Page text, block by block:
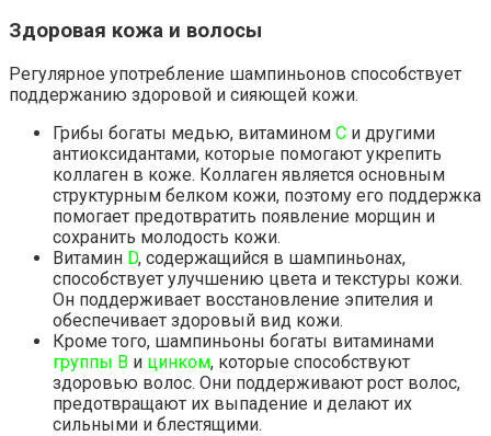
Здоровая кожа и волосы
Регулярное употребление шампиньонов способствует
поддержанию здоровой и сияющей кожи.
Грибы богаты медью, витамином С и другими
антиоксидантами, которые помогают укрепить
коллаген в коже. Коллаген является основным
структурным белком кожи, поэтому его поддержка
помогает предотвратить появление морщин и
сохранить молодость кожи.
Витамин D, содержащийся в шампиньонах,
способствует улучшению цвета и текстуры кожи.
Он поддерживает восстановление эпителия и
обеспечивает здоровый вид кожи.
Кроме того, шампиньоны богаты витаминами
группы B и цинком, которые способствуют
здоровью волос. Они поддерживают рост волос,
предотвращают их выпадение и делают их
сильными и блестящими.